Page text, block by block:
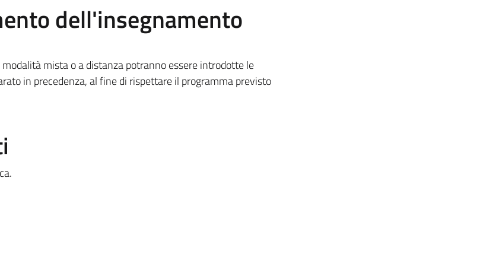
dell'insegnamento
mista o a distanza potranno essere introdotte le
in precedenza, al fine di rispettare il programma previsto